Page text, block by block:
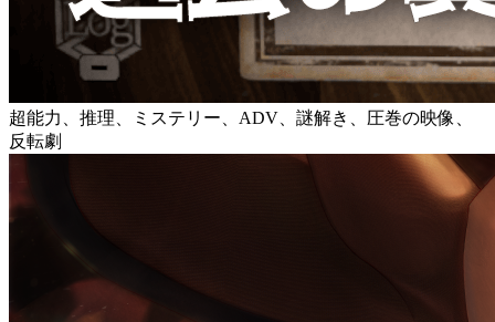
超能力、推理、ミステリー、ADV、謎解き、圧巻の映像、
反転劇